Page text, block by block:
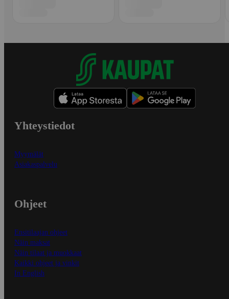
Yhteystiedot
Myymälät
Asiakaspalvelu
Ohjeet
Ensitilaajan ohjeet
Näin maksat
Näin tilaat ja muokkaat
Kaikki ohjeet ja vinkit
In English